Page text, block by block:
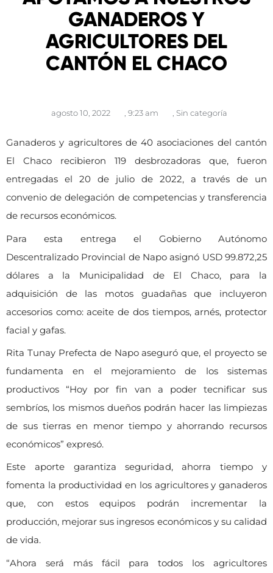
GANADEROS Y
AGRICULTORES DEL
CANTÓN EL CHACO
agosto 10, 2022 , 9:23 am , Sin categoría
Ganaderos y agricultores de 40 asociaciones del cantón
El Chaco recibieron 119 desbrozadoras que, fueron
entregadas el 20 de julio de 2022, a través de un
convenio de delegación de competencias y transferencia
de recursos económicos.
Para esta entrega el Gobierno Autónomo
Descentralizado Provincial de Napo asignó USD 99.872,25
dólares a la Municipalidad de El Chaco, para la
adquisición de las motos guadañas que incluyeron
accesorios como: aceite de dos tiempos, arnés, protector
facial y gafas.
Rita Tunay Prefecta de Napo aseguró que, el proyecto se
fundamenta en el mejoramiento de los sistemas
productivos “Hoy por fin van a poder tecnificar sus
sembríos, los mismos dueños podrán hacer las limpiezas
de sus tierras en menor tiempo y ahorrando recursos
económicos” expresó.
Este aporte garantiza seguridad, ahorra tiempo y
fomenta la productividad en los agricultores y ganaderos
que, con estos equipos podrán incrementar la
producción, mejorar sus ingresos económicos y su calidad
de vida.
“Ahora será más fácil para todos los agricultores